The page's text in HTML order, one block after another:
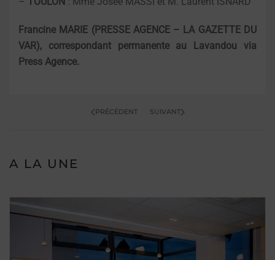
Francine MARIE (PRESSE AGENCE – LA GAZETTE DU
VAR), correspondant permanente au Lavandou via
Press Agence.
PRÉCÉDENT SUIVANT
A LA UNE